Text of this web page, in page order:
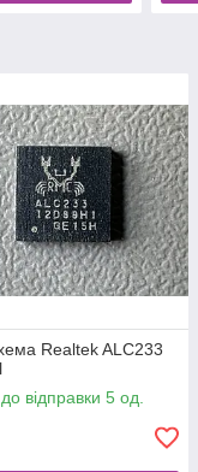
Realtek ALC233
відправки 5 од.